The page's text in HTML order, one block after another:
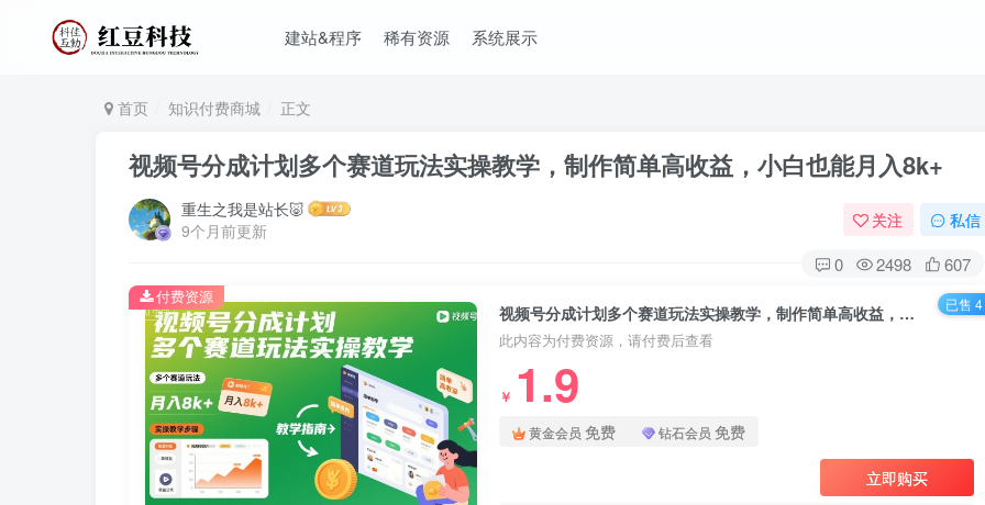
建站&程序 稀有资源 系统展示
首页 知识付费商城 正文
视频号分成计划多个赛道玩法实操教学，制作简单高收益，小白也能月入8k+
重生之我是站长🐷
9个月前更新
关注 私信
0 2498 607
视频号分成计划多个赛道玩法实操教学，制作简单高收益，小白也能月入8k+
此内容为付费资源，请付费后查看
￥ 1.9
黄金会员 免费 钻石会员 免费
立即购买
付费资源 已售 4